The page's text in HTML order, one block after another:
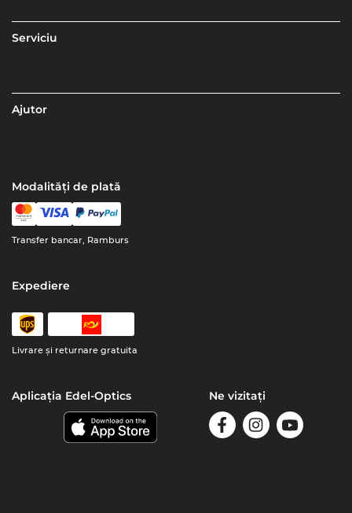
Serviciu
Ajutor
Modalități de plată
Transfer bancar, Ramburs
Expediere
Livrare şi returnare gratuita
Aplicația Edel-Optics Ne vizitați